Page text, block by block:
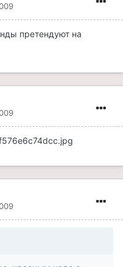
претендуют на